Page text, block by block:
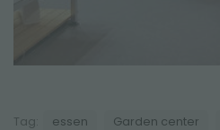
Tag: essen Garden center